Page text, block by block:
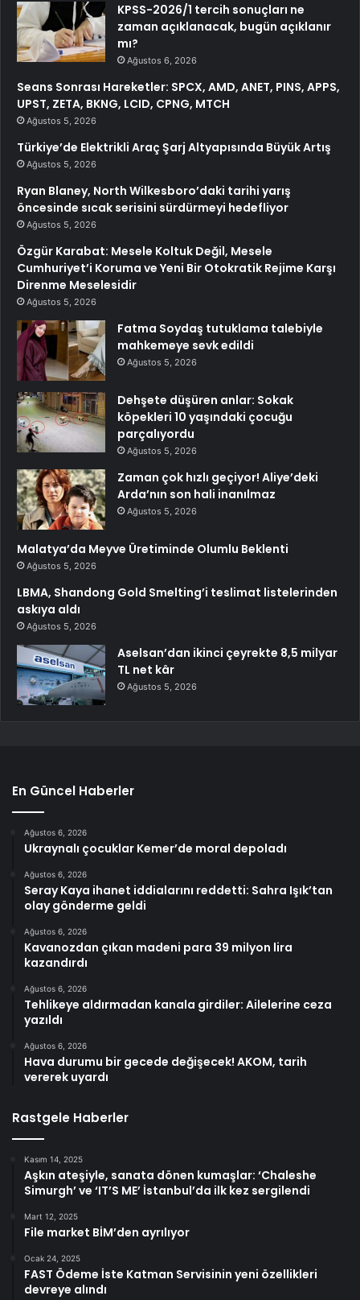
KPSS-2026/1 tercih sonuçları ne
zaman açıklanacak, bugün açıklanır
mı?
Ağustos 6, 2026
Seans Sonrası Hareketler: SPCX, AMD, ANET, PINS, APPS,
UPST, ZETA, BKNG, LCID, CPNG, MTCH
Ağustos 5, 2026
Türkiye’de Elektrikli Araç Şarj Altyapısında Büyük Artış
Ağustos 5, 2026
Ryan Blaney, North Wilkesboro’daki tarihi yarış
öncesinde sıcak serisini sürdürmeyi hedefliyor
Ağustos 5, 2026
Özgür Karabat: Mesele Koltuk Değil, Mesele
Cumhuriyet’i Koruma ve Yeni Bir Otokratik Rejime Karşı
Direnme Meselesidir
Ağustos 5, 2026
Fatma Soydaş tutuklama talebiyle
mahkemeye sevk edildi
Ağustos 5, 2026
Dehşete düşüren anlar: Sokak
köpekleri 10 yaşındaki çocuğu
parçalıyordu
Ağustos 5, 2026
Zaman çok hızlı geçiyor! Aliye’deki
Arda’nın son hali inanılmaz
Ağustos 5, 2026
Malatya’da Meyve Üretiminde Olumlu Beklenti
Ağustos 5, 2026
LBMA, Shandong Gold Smelting’i teslimat listelerinden
askıya aldı
Ağustos 5, 2026
Aselsan’dan ikinci çeyrekte 8,5 milyar
TL net kâr
Ağustos 5, 2026
En Güncel Haberler
Ağustos 6, 2026
Ukraynalı çocuklar Kemer’de moral depoladı
Ağustos 6, 2026
Seray Kaya ihanet iddialarını reddetti: Sahra Işık’tan
olay gönderme geldi
Ağustos 6, 2026
Kavanozdan çıkan madeni para 39 milyon lira
kazandırdı
Ağustos 6, 2026
Tehlikeye aldırmadan kanala girdiler: Ailelerine ceza
yazıldı
Ağustos 6, 2026
Hava durumu bir gecede değişecek! AKOM, tarih
vererek uyardı
Rastgele Haberler
Kasım 14, 2025
Aşkın ateşiyle, sanata dönen kumaşlar: ‘Chaleshe
Simurgh’ ve ‘IT’S ME’ İstanbul’da ilk kez sergilendi
Mart 12, 2025
File market BİM’den ayrılıyor
Ocak 24, 2025
FAST Ödeme İste Katman Servisinin yeni özellikleri
devreye alındı